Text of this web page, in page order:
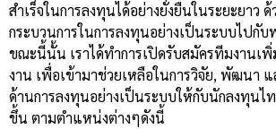
สำเร็จในการลงทุนได้อย่างยั่งยืนในระยะยาว
กระบวนการในการลงทุนอย่างเป็นระบบไปกับ
ขณะนี้นั้น เราได้ทำการเปิดรับสมัครทีมงานเ
งาน เพื่อเข้ามาช่วยเหลือในการวิจัย, พัฒนา
ด้านการลงทุนอย่างเป็นระบบให้กับนักลงทุนไท
ขึ้น ตามตำแหน่งต่างๆดังนี้